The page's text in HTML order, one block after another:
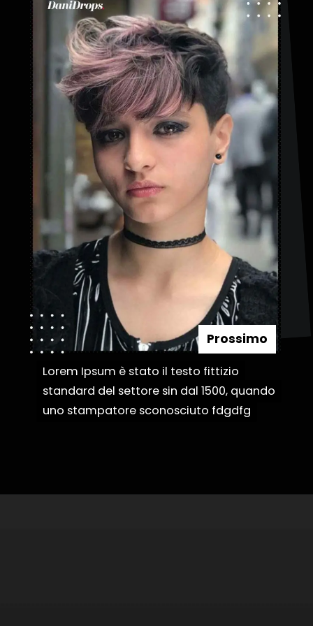
Lorem Ipsum è stato il testo fittizio
standard del settore sin dal 1500, quando
uno stampatore sconosciuto fdgdfg
Lorem Ipsum è stato il testo fittizio
standard del settore sin dal 1500, quando
uno stampatore sconosciuto fdgdfg
Prossimo